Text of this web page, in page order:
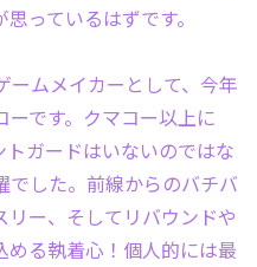
っているはずです。
ームメイカーとして、今年
です。クマコー以上に
トガードはいないのではな
した。前線からのバチバ
ー、そしてリバウンドや
る執着心！個人的には最